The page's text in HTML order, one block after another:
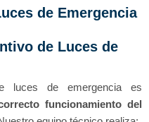
de Emergencia
de Luces de
luces de emergencia es
funcionamiento del